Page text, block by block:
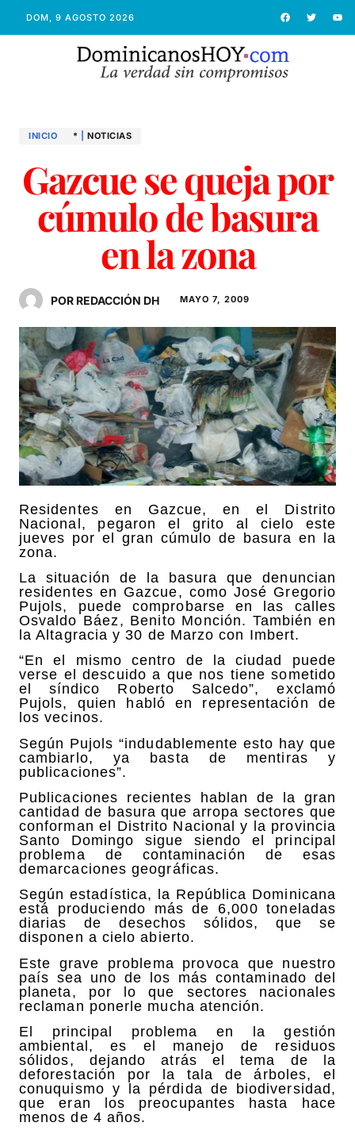
DOM, 9 AGOSTO 2026
INICIO * NOTICIAS
Gazcue se queja por
cúmulo de basura
en la zona
POR REDACCIÓN DH MAYO 7, 2009
Residentes en Gazcue, en el Distrito
Nacional, pegaron el grito al cielo este
jueves por el gran cúmulo de basura en la
zona.
La situación de la basura que denuncian
residentes en Gazcue, como José Gregorio
Pujols, puede comprobarse en las calles
Osvaldo Báez, Benito Monción. También en
la Altagracia y 30 de Marzo con Imbert.
“En el mismo centro de la ciudad puede
verse el descuido a que nos tiene sometido
el síndico Roberto Salcedo”, exclamó
Pujols, quien habló en representación de
los vecinos.
Según Pujols “indudablemente esto hay que
cambiarlo, ya basta de mentiras y
publicaciones”.
Publicaciones recientes hablan de la gran
cantidad de basura que arropa sectores que
conforman el Distrito Nacional y la provincia
Santo Domingo sigue siendo el principal
problema de contaminación de esas
demarcaciones geográficas.
Según estadística, la República Dominicana
está produciendo más de 6,000 toneladas
diarias de desechos sólidos, que se
disponen a cielo abierto.
Este grave problema provoca que nuestro
país sea uno de los más contaminado del
planeta, por lo que sectores nacionales
reclaman ponerle mucha atención.
El principal problema en la gestión
ambiental, es el manejo de residuos
sólidos, dejando atrás el tema de la
deforestación por la tala de árboles, el
conuquismo y la pérdida de biodiversidad,
que eran los preocupantes hasta hace
menos de 4 años.